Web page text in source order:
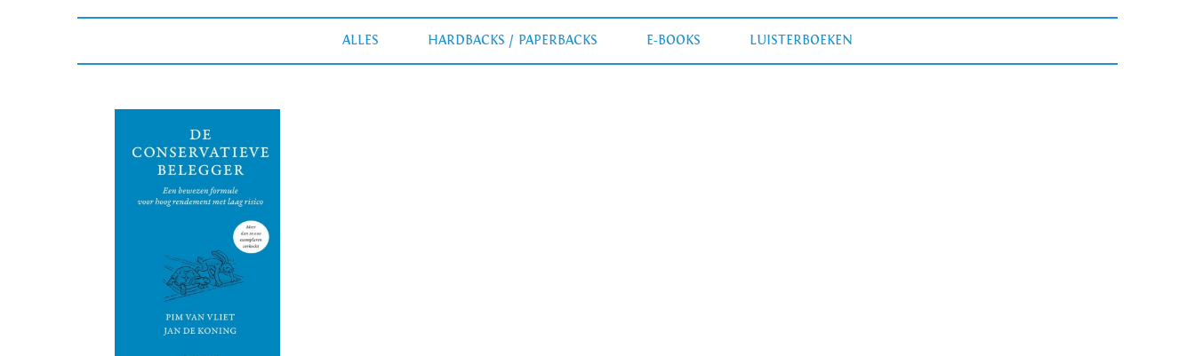
ALLES HARDBACKS / PAPERBACKS E-BOOKS LUISTERBOEKEN